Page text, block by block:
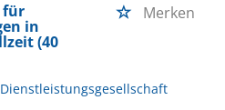
für
in
(40
Merken
Dienstleistungsgesellschaft